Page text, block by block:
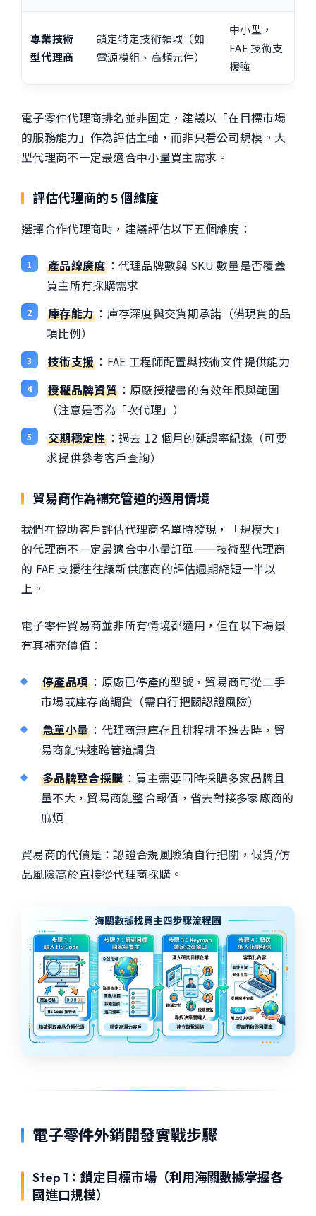
專業技術
型代理商
鎖定特定技術領域（如
電源模組、高頻元件）
中小型，
FAE 技術支
援強
電子零件代理商排名並非固定，建議以「在目標市場
的服務能力」作為評估主軸，而非只看公司規模。大
型代理商不一定最適合中小量買主需求。
評估代理商的 5 個維度
選擇合作代理商時，建議評估以下五個維度：
產品線廣度：代理品牌數與 SKU 數量是否覆蓋
買主所有採購需求
庫存能力 ：庫存深度與交貨期承諾（備現貨的品
項比例）
技術支援 ：FAE 工程師配置與技術文件提供能力
授權品牌資質：原廠授權書的有效年限與範圍
（注意是否為「次代理」）
交期穩定性：過去 12 個月的延誤率紀錄（可要
求提供參考客戶查詢）
貿易商作為補充管道的適用情境
我們在協助客戶評估代理商名單時發現，「規模大」
的代理商不一定最適合中小量訂單——技術型代理商
的 FAE 支援往往讓新供應商的評估週期縮短一半以
上。
電子零件貿易商並非所有情境都適用，但在以下場景
有其補充價值：
停產品項 ：原廠已停產的型號，貿易商可從二手
市場或庫存商調貨（需自行把關認證風險）
急單小量 ：代理商無庫存且排程排不進去時，貿
易商能快速跨管道調貨
多品牌整合採購 ：買主需要同時採購多家品牌且
量不大，貿易商能整合報價，省去對接多家廠商的
麻煩
貿易商的代價是：認證合規風險須自行把關，假貨/仿
品風險高於直接從代理商採購。
電子零件外銷開發實戰步驟
Step 1：鎖定目標市場（利用海關數據掌握各
國進口規模）